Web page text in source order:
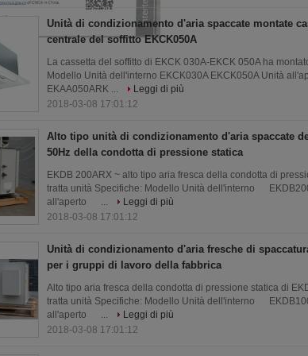
Unità di condizionamento d'aria spaccate montate
centrale del soffitto EKCK050A
La cassetta del soffitto di EKCK 030A-EKCK 050A ha
Modello Unità dell'interno EKCK030A EKCK050A Unità
EKAA050ARK ...
Leggi di più
2018-03-08 17:01:12
Alto tipo unità di condizionamento d'aria spaccate
50Hz della condotta di pressione statica
EKDB 200ARX ~ alto tipo aria fresca della condotta di
tratta unità Specifiche: Modello Unità dell'interno
all'aperto ...
Leggi di più
2018-03-08 17:01:12
Unità di condizionamento d'aria fresche di
per i gruppi di lavoro della fabbrica
Alto tipo aria fresca della condotta di pressione statica di
tratta unità Specifiche: Modello Unità dell'interno
all'aperto ...
Leggi di più
2018-03-08 17:01:12